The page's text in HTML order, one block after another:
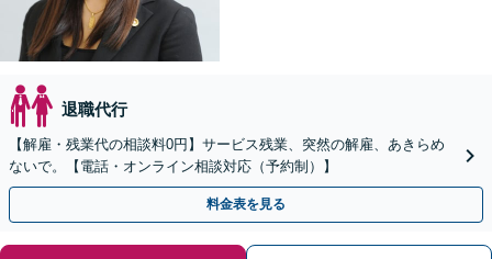
退職代行
【解雇・残業代の相談料0円】サービス残業、突然の解雇、あきらめ
ないで。【電話・オンライン相談対応（予約制）】
料金表を見る